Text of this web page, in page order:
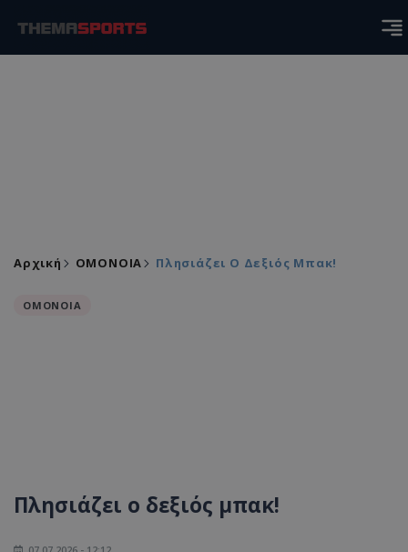
Αρχική ΟΜΟΝΟΙΑ Πλησιάζει Ο Δεξιός Μπακ!
ΟΜΟΝΟΙΑ
Πλησιάζει ο δεξιός μπακ!